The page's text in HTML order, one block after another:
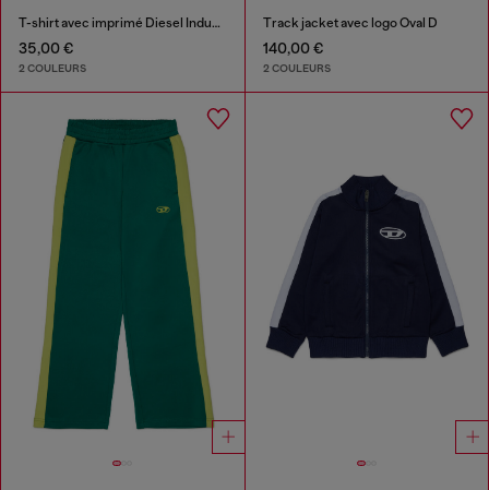
T-shirt avec imprimé Diesel Industry
35,00 €
2 COULEURS
Track jacket avec logo Oval D
140,00 €
2 COULEURS